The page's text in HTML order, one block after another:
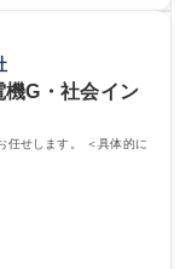
正確に作業を進めら
一切不要です。丁
タートしていただけ
機G・社会イン
任せします。 ＜具体的に